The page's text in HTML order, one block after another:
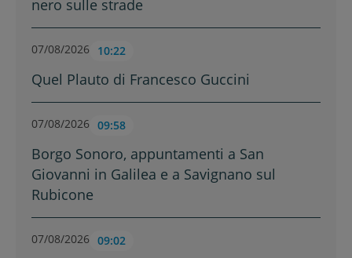
nero sulle strade
07/08/2026 10:22
Quel Plauto di Francesco Guccini
07/08/2026 09:58
Borgo Sonoro, appuntamenti a San
Giovanni in Galilea e a Savignano sul
Rubicone
07/08/2026 09:02